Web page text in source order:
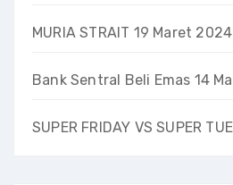
MURIA STRAIT 19 Maret 2024
Bank Sentral Beli Emas 14
SUPER FRIDAY VS SUPER